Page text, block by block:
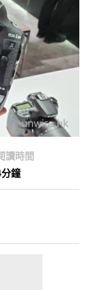
讀時間
鐘